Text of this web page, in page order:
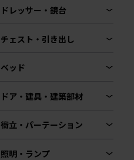
ドレッサー・鏡台
チェスト・引き出し
ベッド
ドア・建具・建築部材
衝立・パーテーション
照明・ランプ